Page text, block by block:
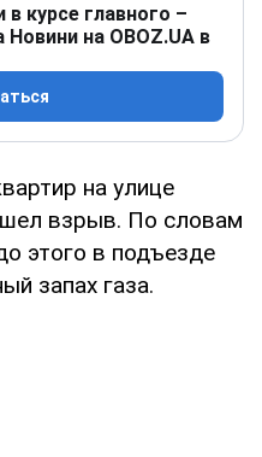
курсе главного –
на OBOZ.UA в
на улице
взрыв. По словам
этого в подъезде
запах газа.